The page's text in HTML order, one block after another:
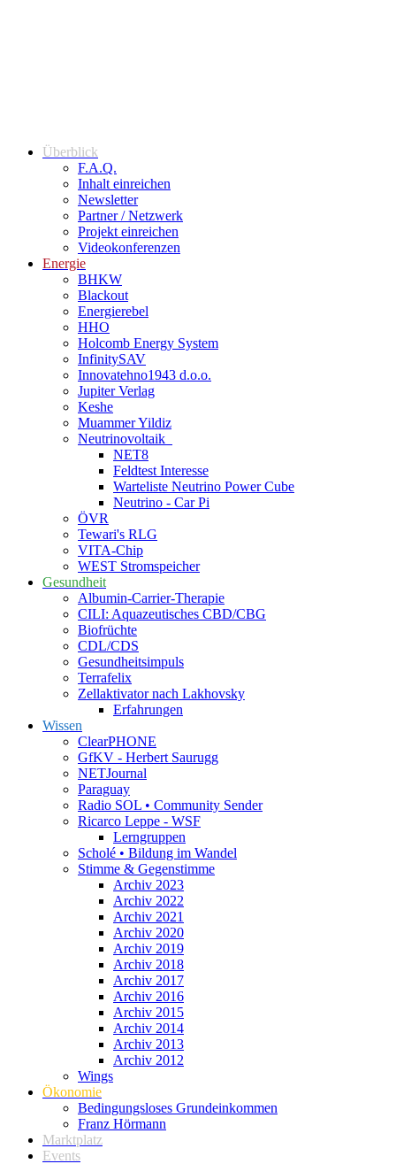
Überblick
F.A.Q.
Inhalt einreichen
Newsletter
Partner / Netzwerk
Projekt einreichen
Videokonferenzen
Energie
BHKW
Blackout
Energierebel
HHO
Holcomb Energy System
InfinitySAV
Innovatehno1943 d.o.o.
Jupiter Verlag
Keshe
Muammer Yildiz
Neutrinovoltaik
NET8
Feldtest Interesse
Warteliste Neutrino Power Cube
Neutrino - Car Pi
ÖVR
Tewari's RLG
VITA-Chip
WEST Stromspeicher
Gesundheit
Albumin-Carrier-Therapie
CILI: Aquazeutisches CBD/CBG
Biofrüchte
CDL/CDS
Gesundheitsimpuls
Terrafelix
Zellaktivator nach Lakhovsky
Erfahrungen
Wissen
ClearPHONE
GfKV - Herbert Saurugg
NETJournal
Paraguay
Radio SOL • Community Sender
Ricarco Leppe - WSF
Lerngruppen
Scholé • Bildung im Wandel
Stimme & Gegenstimme
Archiv 2023
Archiv 2022
Archiv 2021
Archiv 2020
Archiv 2019
Archiv 2018
Archiv 2017
Archiv 2016
Archiv 2015
Archiv 2014
Archiv 2013
Archiv 2012
Wings
Ökonomie
Bedingungsloses Grundeinkommen
Franz Hörmann
Marktplatz
Events